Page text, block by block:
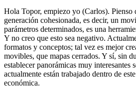
Hola Topor, empiezo yo (Carlos). Pienso
generación cohesionada, es decir, un
parámetros determinados, es una
Y no creo que esto sea negativo.
formatos y conceptos; tal vez es mejor
movibles, que mapas cerrados. Y sí, sin
establecer panorámicas muy interesantes
actualmente están trabajado dentro de
económica.